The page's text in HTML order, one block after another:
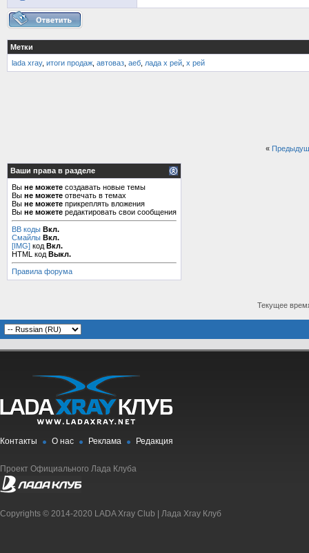
Метки
lada xray, итоги продаж автоваз аеб лада х рей х рей
«
Ваши права в разделе
Вы не можете создавать новые темы
Вы не можете отвечать в темах
Вы не можете прикреплять вложения
Вы не можете редактировать свои сообщения
BB коды Вкл.
Смайлы Вкл.
[IMG] код Вкл.
HTML код Выкл.
Правила форума
Текущее
Контакты О нас Реклама Редакция
Проект Официального Лада Клуба
Copyrights © 2014-2020 LADA Xray Club | Лада Xray Клуб